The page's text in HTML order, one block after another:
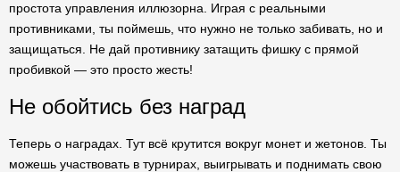
простота управления иллюзорна. Играя с реальными
противниками, ты поймешь, что нужно не только забивать, но и
защищаться. Не дай противнику затащить фишку с прямой
пробивкой — это просто жесть!
Не обойтись без наград
Теперь о наградах. Тут всё крутится вокруг монет и жетонов. Ты
можешь участвовать в турнирах, выигрывать и поднимать свою